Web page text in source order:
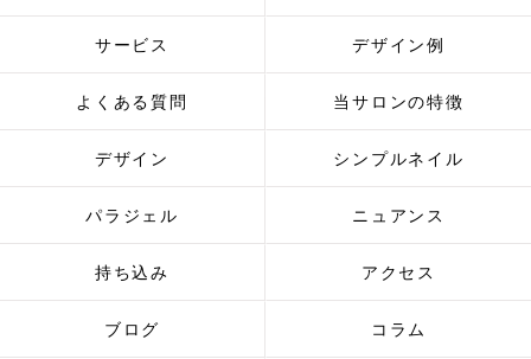
サービス デザイン例
よくある質問 当サロンの特徴
デザイン シンプルネイル
パラジェル ニュアンス
持ち込み アクセス
ブログ コラム